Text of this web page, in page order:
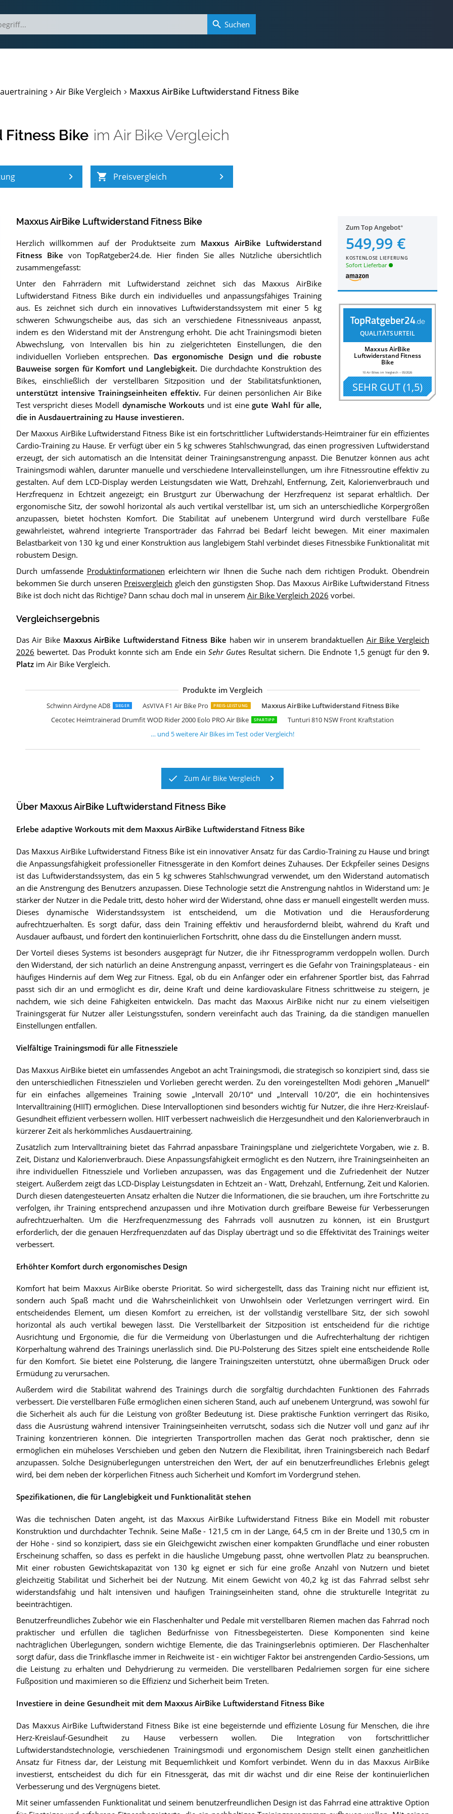
Air Bike Vergleich Maxxus AirBike Luftwiderstand Fitness Bike
Bike im Air Bike Vergleich
Preisvergleich
Zum Top Angebot
549,99 €
KOSTENLOSE LIEFERUNG
Sofort Lieferbar
QUALITÄTSURTEIL
Maxxus AirBike
Luftwiderstand Fitness
Bike
10 Air Bikes im Vergleich –05/2026
SEHR GUT(1,5)
Maxxus AirBike Luftwiderstand Fitness Bike
Herzlich willkommen auf der Produktseite zum Maxxus AirBike Luftwiderstand
Fitness Bike von TopRatgeber24.de. Hier finden Sie alles Nützliche übersichtlich
zusammengefasst:
Unter den Fahrrädern mit Luftwiderstand zeichnet sich das Maxxus AirBike
Luftwiderstand Fitness Bike durch ein individuelles und anpassungsfähiges Training
aus. Es zeichnet sich durch ein innovatives Luftwiderstandssystem mit einer 5 kg
schweren Schwungscheibe aus, das sich an verschiedene Fitnessniveaus anpasst,
indem es den Widerstand mit der Anstrengung erhöht. Die acht Trainingsmodi bieten
Abwechslung, von Intervallen bis hin zu zielgerichteten Einstellungen, die den
individuellen Vorlieben entsprechen. Das ergonomische Design und die robuste
Bauweise sorgen für Komfort und Langlebigkeit. Die durchdachte Konstruktion des
Bikes, einschließlich der verstellbaren Sitzposition und der Stabilitätsfunktionen,
unterstützt intensive Trainingseinheiten effektiv. Für deinen persönlichen Air Bike
Test verspricht dieses Modell dynamische Workouts und ist einegute Wahl für alle,
die in Ausdauertraining zu Hause investieren.
Der Maxxus AirBike Luftwiderstand Fitness Bike ist ein fortschrittlicher Luftwiderstands-Heimtrainer für ein effizientes
Cardio-Training zu Hause. Er verfügt über ein 5 kg schweres Stahlschwungrad, das einen progressiven Luftwiderstand
erzeugt, der sich automatisch an die Intensität deiner Trainingsanstrengung anpasst. Die Benutzer können aus acht
Trainingsmodi wählen, darunter manuelle und verschiedene Intervalleinstellungen, um ihre Fitnessroutine effektiv zu
gestalten. Auf dem LCD-Display werden Leistungsdaten wie Watt, Drehzahl, Entfernung, Zeit, Kalorienverbrauch und
Herzfrequenz in Echtzeit angezeigt; ein Brustgurt zur Überwachung der Herzfrequenz ist separat erhältlich. Der
ergonomische Sitz, der sowohl horizontal als auch vertikal verstellbar ist, um sich an unterschiedliche Körpergrößen
anzupassen, bietet höchsten Komfort. Die Stabilität auf unebenem Untergrund wird durch verstellbare Füße
gewährleistet, während integrierte Transporträder das Fahrrad bei Bedarf leicht bewegen. Mit einer maximalen
Belastbarkeit von 130 kg und einer Konstruktion aus langlebigem Stahl verbindet dieses Fitnessbike Funktionalität mit
robustem Design.
Durch umfassende Produktinformationen erleichtern wir Ihnen die Suche nach dem richtigen Produkt. Obendrein
bekommen Sie durch unseren Preisvergleich gleich den günstigsten Shop. Das Maxxus AirBike Luftwiderstand Fitness
Bike ist doch nicht das Richtige? Dann schau doch mal in unserem Air Bike Vergleich 2026 vorbei.
Vergleichsergebnis
Das Air Bike Maxxus AirBike Luftwiderstand Fitness Bike haben wir in unserem brandaktuellen Air Bike Vergleich
2026 bewertet. Das Produkt konnte sich am Ende ein Sehr Gutes Resultat sichern. Die Endnote 1,5 genügt für den 9.
Platzim Air Bike Vergleich.
Produkte im Vergleich
Schwinn Airdyne AD8 SIEGER AsVIVA F1 Air Bike Pro PREIS-LEISTUNG
Maxxus AirBike Luftwiderstand Fitness Bike
Cecotec Heimtrainerad Drumfit WOD Rider 2000 Eolo PRO Air Bike
SPARTIPP Tunturi 810 NSW Front Kraftstation
Flow Fitness Airbike A1i Luftwiderstands-Heimtrainer
Atletica MagnaBike AirBike Professionelles Air Bike
Movo AirBike Pro Airbike
Eryntix Air Bike Heimtrainer Fahrrad Air Bike
ION Fitness Air Bike Hiit Ventus
… und 5weitereAir Bikes im Test oder Vergleich!
Zum Air Bike Vergleich
Über Maxxus AirBike Luftwiderstand Fitness Bike
Erlebe adaptive Workouts mit dem Maxxus AirBike Luftwiderstand Fitness Bike
Das Maxxus AirBike Luftwiderstand Fitness Bike ist ein innovativer Ansatz für das Cardio-Training zu Hause und bringt
die Anpassungsfähigkeit professioneller Fitnessgeräte in den Komfort deines Zuhauses. Der Eckpfeiler seines Designs
ist das Luftwiderstandssystem, das ein 5 kg schweres Stahlschwungrad verwendet, um den Widerstand automatisch
an die Anstrengung des Benutzers anzupassen. Diese Technologie setzt die Anstrengung nahtlos in Widerstand um: Je
stärker der Nutzer in die Pedale tritt, desto höher wird der Widerstand, ohne dass er manuell eingestellt werden muss.
Dieses dynamische Widerstandssystem ist entscheidend, um die Motivation und die Herausforderung
aufrechtzuerhalten. Es sorgt dafür, dass dein Training effektiv und herausfordernd bleibt, während du Kraft und
Ausdauer aufbaust, und fördert den kontinuierlichen Fortschritt, ohne dass du die Einstellungen ändern musst.
Der Vorteil dieses Systems ist besonders ausgeprägt für Nutzer, die ihr Fitnessprogramm verdoppeln wollen. Durch
den Widerstand, der sich natürlich an deine Anstrengung anpasst, verringert es die Gefahr von Trainingsplateaus - ein
häufiges Hindernis auf dem Weg zur Fitness. Egal, ob du ein Anfänger oder ein erfahrener Sportler bist, das Fahrrad
passt sich dir an und ermöglicht es dir, deine Kraft und deine kardiovaskuläre Fitness schrittweise zu steigern, je
nachdem, wie sich deine Fähigkeiten entwickeln. Das macht das Maxxus AirBike nicht nur zu einem vielseitigen
Trainingsgerät für Nutzer aller Leistungsstufen, sondern vereinfacht auch das Training, da die ständigen manuellen
Einstellungen entfallen.
Vielfältige Trainingsmodi für alle Fitnessziele
Das Maxxus AirBike bietet ein umfassendes Angebot an acht Trainingsmodi, die strategisch so konzipiert sind, dass sie
den unterschiedlichen Fitnesszielen und Vorlieben gerecht werden. Zu den voreingestellten Modi gehören „Manuell“
für ein einfaches allgemeines Training sowie „Intervall 20/10“ und „Intervall 10/20“, die ein hochintensives
Intervalltraining (HIIT) ermöglichen. Diese Intervalloptionen sind besonders wichtig für Nutzer, die ihre Herz-Kreislauf-
Gesundheit effizient verbessern wollen. HIIT verbessert nachweislich die Herzgesundheit und den Kalorienverbrauch in
kürzerer Zeit als herkömmliches Ausdauertraining.
Zusätzlich zum Intervalltraining bietet das Fahrrad anpassbare Trainingspläne und zielgerichtete Vorgaben, wie z. B.
Zeit, Distanz und Kalorienverbrauch. Diese Anpassungsfähigkeit ermöglicht es den Nutzern, ihre Trainingseinheiten an
ihre individuellen Fitnessziele und Vorlieben anzupassen, was das Engagement und die Zufriedenheit der Nutzer
steigert. Außerdem zeigt das LCD-Display Leistungsdaten in Echtzeit an - Watt, Drehzahl, Entfernung, Zeit und Kalorien.
Durch diesen datengesteuerten Ansatz erhalten die Nutzer die Informationen, die sie brauchen, um ihre Fortschritte zu
verfolgen, ihr Training entsprechend anzupassen und ihre Motivation durch greifbare Beweise für Verbesserungen
aufrechtzuerhalten. Um die Herzfrequenzmessung des Fahrrads voll ausnutzen zu können, ist ein Brustgurt
erforderlich, der die genauen Herzfrequenzdaten auf das Display überträgt und so die Effektivität des Trainings weiter
verbessert.
Erhöhter Komfort durch ergonomisches Design
Komfort hat beim Maxxus AirBike oberste Priorität. So wird sichergestellt, dass das Training nicht nur effizient ist,
sondern auch Spaß macht und die Wahrscheinlichkeit von Unwohlsein oder Verletzungen verringert wird. Ein
entscheidendes Element, um diesen Komfort zu erreichen, ist der vollständig verstellbare Sitz, der sich sowohl
horizontal als auch vertikal bewegen lässt. Die Verstellbarkeit der Sitzposition ist entscheidend für die richtige
Ausrichtung und Ergonomie, die für die Vermeidung von Überlastungen und die Aufrechterhaltung der richtigen
Körperhaltung während des Trainings unerlässlich sind. Die PU-Polsterung des Sitzes spielt eine entscheidende Rolle
für den Komfort. Sie bietet eine Polsterung, die längere Trainingszeiten unterstützt, ohne übermäßigen Druck oder
Ermüdung zu verursachen.
Außerdem wird die Stabilität während des Trainings durch die sorgfältig durchdachten Funktionen des Fahrrads
verbessert. Die verstellbaren Füße ermöglichen einen sicheren Stand, auch auf unebenem Untergrund, was sowohl für
die Sicherheit als auch für die Leistung von größter Bedeutung ist. Diese praktische Funktion verringert das Risiko,
dass die Ausrüstung während intensiver Trainingseinheiten verrutscht, sodass sich die Nutzer voll und ganz auf ihr
Training konzentrieren können. Die integrierten Transportrollen machen das Gerät noch praktischer, denn sie
ermöglichen ein müheloses Verschieben und geben den Nutzern die Flexibilität, ihren Trainingsbereich nach Bedarf
anzupassen. Solche Designüberlegungen unterstreichen den Wert, der auf ein benutzerfreundliches Erlebnis gelegt
wird, bei dem neben der körperlichen Fitness auch Sicherheit und Komfort im Vordergrund stehen.
Spezifikationen, die für Langlebigkeit und Funktionalität stehen
Was die technischen Daten angeht, ist das Maxxus AirBike Luftwiderstand Fitness Bike ein Modell mit robuster
Konstruktion und durchdachter Technik. Seine Maße - 121,5 cm in der Länge, 64,5 cm in der Breite und 130,5 cm in
der Höhe - sind so konzipiert, dass sie ein Gleichgewicht zwischen einer kompakten Grundfläche und einer robusten
Erscheinung schaffen, so dass es perfekt in die häusliche Umgebung passt, ohne wertvollen Platz zu beanspruchen.
Mit einer robusten Gewichtskapazität von 130 kg eignet er sich für eine große Anzahl von Nutzern und bietet
gleichzeitig Stabilität und Sicherheit bei der Nutzung. Mit einem Gewicht von 40,2 kg ist das Fahrrad selbst sehr
widerstandsfähig und hält intensiven und häufigen Trainingseinheiten stand, ohne die strukturelle Integrität zu
beeinträchtigen.
Benutzerfreundliches Zubehör wie ein Flaschenhalter und Pedale mit verstellbaren Riemen machen das Fahrrad noch
praktischer und erfüllen die täglichen Bedürfnisse von Fitnessbegeisterten. Diese Komponenten sind keine
nachträglichen Überlegungen, sondern wichtige Elemente, die das Trainingserlebnis optimieren. Der Flaschenhalter
sorgt dafür, dass die Trinkflasche immer in Reichweite ist - ein wichtiger Faktor bei anstrengenden Cardio-Sessions, um
die Leistung zu erhalten und Dehydrierung zu vermeiden. Die verstellbaren Pedalriemen sorgen für eine sichere
Fußposition und maximieren so die Effizienz und Sicherheit beim Treten.
Investiere in deine Gesundheit mit dem Maxxus AirBike Luftwiderstand Fitness Bike
Das Maxxus AirBike Luftwiderstand Fitness Bike ist eine begeisternde und effiziente Lösung für Menschen, die ihre
Herz-Kreislauf-Gesundheit zu Hause verbessern wollen. Die Integration von fortschrittlicher
Luftwiderstandstechnologie, verschiedenen Trainingsmodi und ergonomischem Design stellt einen ganzheitlichen
Ansatz für Fitness dar, der Leistung mit Bequemlichkeit und Komfort verbindet. Wenn du in das Maxxus AirBike
investierst, entscheidest du dich für ein Fitnessgerät, das mit dir wächst und dir eine Reise der kontinuierlichen
Verbesserung und des Vergnügens bietet.
Mit seiner umfassenden Funktionalität und seinem benutzerfreundlichen Design ist das Fahrrad eine attraktive Option
Suchen